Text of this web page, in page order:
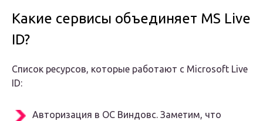
Какие сервисы объединяет MS Live
ID?
Список ресурсов, которые работают с Microsoft Live
ID:
Авторизация в ОС Виндовс. Заметим, что